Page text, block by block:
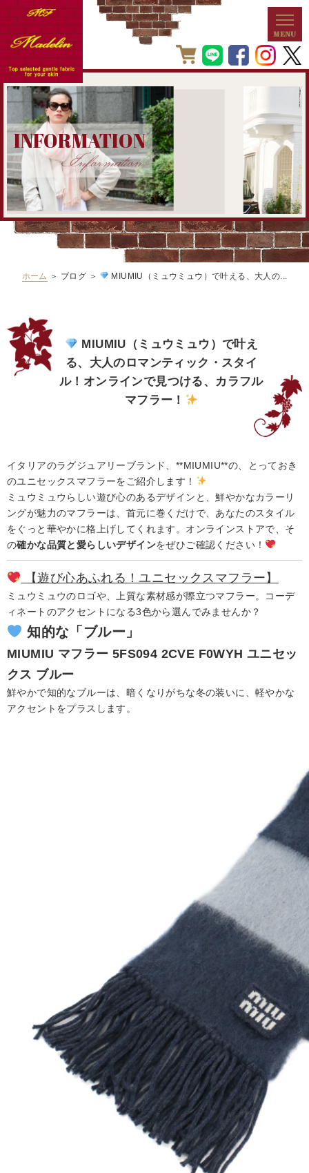
INFORMATION
Information
ホーム ＞ ブログ ＞ MIUMIU（ミュウミュウ）で叶える、大人の...
MIUMIU（ミュウミュウ）で叶え
る、大人のロマンティック・スタイ
ル！オンラインで見つける、カラフル
マフラー！
イタリアのラグジュアリーブランド、**MIUMIU**の、とっておき
のユニセックスマフラーをご紹介します！
ミュウミュウらしい遊び心のあるデザインと、鮮やかなカラーリ
ングが魅力のマフラーは、首元に巻くだけで、あなたのスタイル
をぐっと華やかに格上げしてくれます。オンラインストアで、そ
の確かな品質と愛らしいデザインをぜひご確認ください！
【遊び心あふれる！ユニセックスマフラー】
ミュウミュウのロゴや、上質な素材感が際立つマフラー。コーデ
ィネートのアクセントになる3色から選んでみませんか？
知的な「ブルー」
MIUMIU マフラー 5FS094 2CVE F0WYH ユニセッ
クス ブルー
鮮やかで知的なブルーは、暗くなりがちな冬の装いに、軽やかな
アクセントをプラスします。